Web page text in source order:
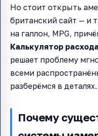
Но стоит открыть
британский сайт — и
на галлон, MPG,
Калькулятор
решает проблему
всеми
разберёмся в деталях.
Почему